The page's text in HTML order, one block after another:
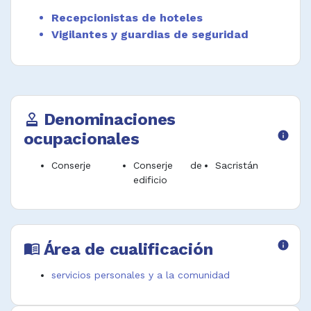
actividades para garantizar la seguridad de
los residentes.
Desempeñar funciones afines.
Recepcionistas de hoteles
Vigilantes y guardias de seguridad
approval Denominaciones
ocupacionales
info
Conserje
Conserje de
edificio
Sacristán
menu_book Área de cualificación info
servicios personales y a la comunidad